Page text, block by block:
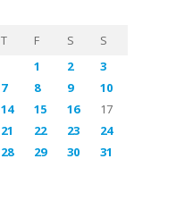
T F S
S
1
2
3
7 8 9
10
14 15 16
17
21 22 23
24
28 29 30 31